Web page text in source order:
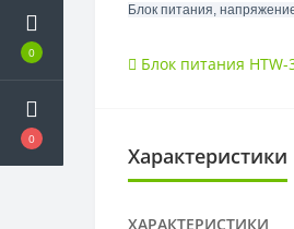
0
0
Блок питания,
Блок питания HTW-
Характеристики
ХАРАКТЕРИСТИКИ